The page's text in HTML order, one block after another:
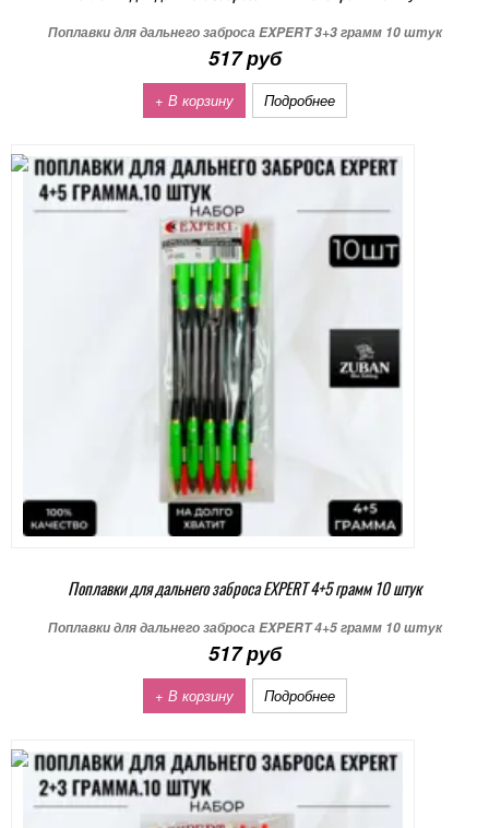
Поплавки для дальнего заброса EXPERT 3+3 грамм 10 штук
517 руб
+ В корзину Подробнее
Поплавки для дальнего заброса EXPERT 4+5 грамм 10 штук
Поплавки для дальнего заброса EXPERT 4+5 грамм 10 штук
517 руб
+ В корзину Подробнее